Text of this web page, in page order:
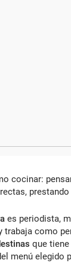
cocinar:
es periodista,
trabaja como
que
menú elegido